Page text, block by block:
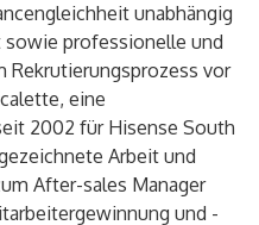
unabhängig
professionelle und
Rekrutierungsprozess vor
eine
2002 für Hisense South
Arbeit und
After-sales Manager
und -